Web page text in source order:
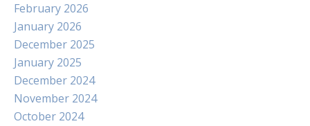
February 2026
January 2026
December 2025
January 2025
December 2024
November 2024
October 2024